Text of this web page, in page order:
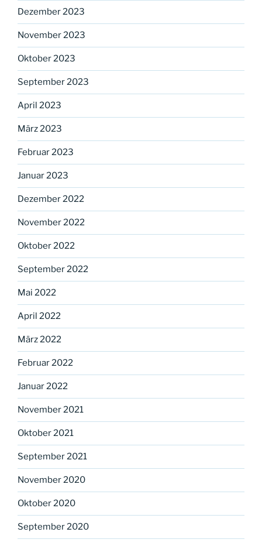
Dezember 2023
November 2023
Oktober 2023
September 2023
April 2023
März 2023
Februar 2023
Januar 2023
Dezember 2022
November 2022
Oktober 2022
September 2022
Mai 2022
April 2022
März 2022
Februar 2022
Januar 2022
November 2021
Oktober 2021
September 2021
November 2020
Oktober 2020
September 2020